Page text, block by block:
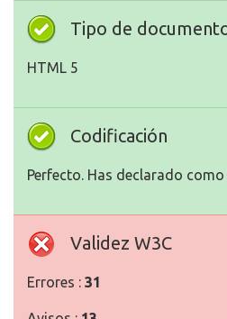
Tipo de
HTML 5
Codificación
Perfecto. Has declarado
Validez W3C
Errores : 31